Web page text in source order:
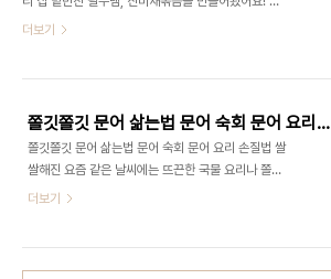
기에도 만만치 않지만, 이번에는 냉장고에 재료
가 딱 있어서 만들어보게 되었답니다 :) ​요리는 한 끼
말 좋습니다. 연어는 고소하고 부드럽고, 아보카도는
다양한 ..
식이 잦아지면 집밥이 그리워지잖아요. 그럴 때 딱 필
패 없는 레시피로 밥도둑 반찬, 시작해볼까요? ​#백종
원진미채볶음레시피 #진미채볶음레시피 #고추장진
미채볶음 #진미채볶음 #진미오징어채볶음 #오징어
채볶음만드는법 #진미채볶음만드는법 #진미채볶음
마요네즈 #백종원진미채볶음 #부드러운진미채볶음
도) 고추장: 3큰술 고춧가루: 3큰술 물엿: 4.5큰술
더보기
쫄깃쫄깃 문어 삶는법 문어 숙회 문어 요리 손질법
쫄깃쫄깃 문어 삶는법 문어 숙회 문어 요리 손질법 쌀
쌀해진 요즘 같은 날씨에는 뜨끈한 국물 요리나 쫄깃
한 문어숙회가 정말 당기죠. 특히 문어는 그 특유
더보기